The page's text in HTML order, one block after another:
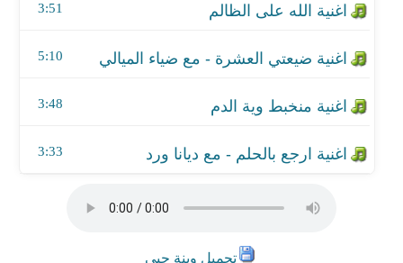
3:51
5:10
3:48
3:33
تحميل وينة حبي